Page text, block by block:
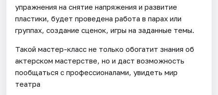
упражнения на снятие напряжения и развитие
пластики, будет проведена работа в парах или
группах, создание сценок, игры на заданные темы.
Такой мастер-класс не только обогатит знания об
актерском мастерстве, но и даст возможность
пообщаться с профессионалами, увидеть мир
театра